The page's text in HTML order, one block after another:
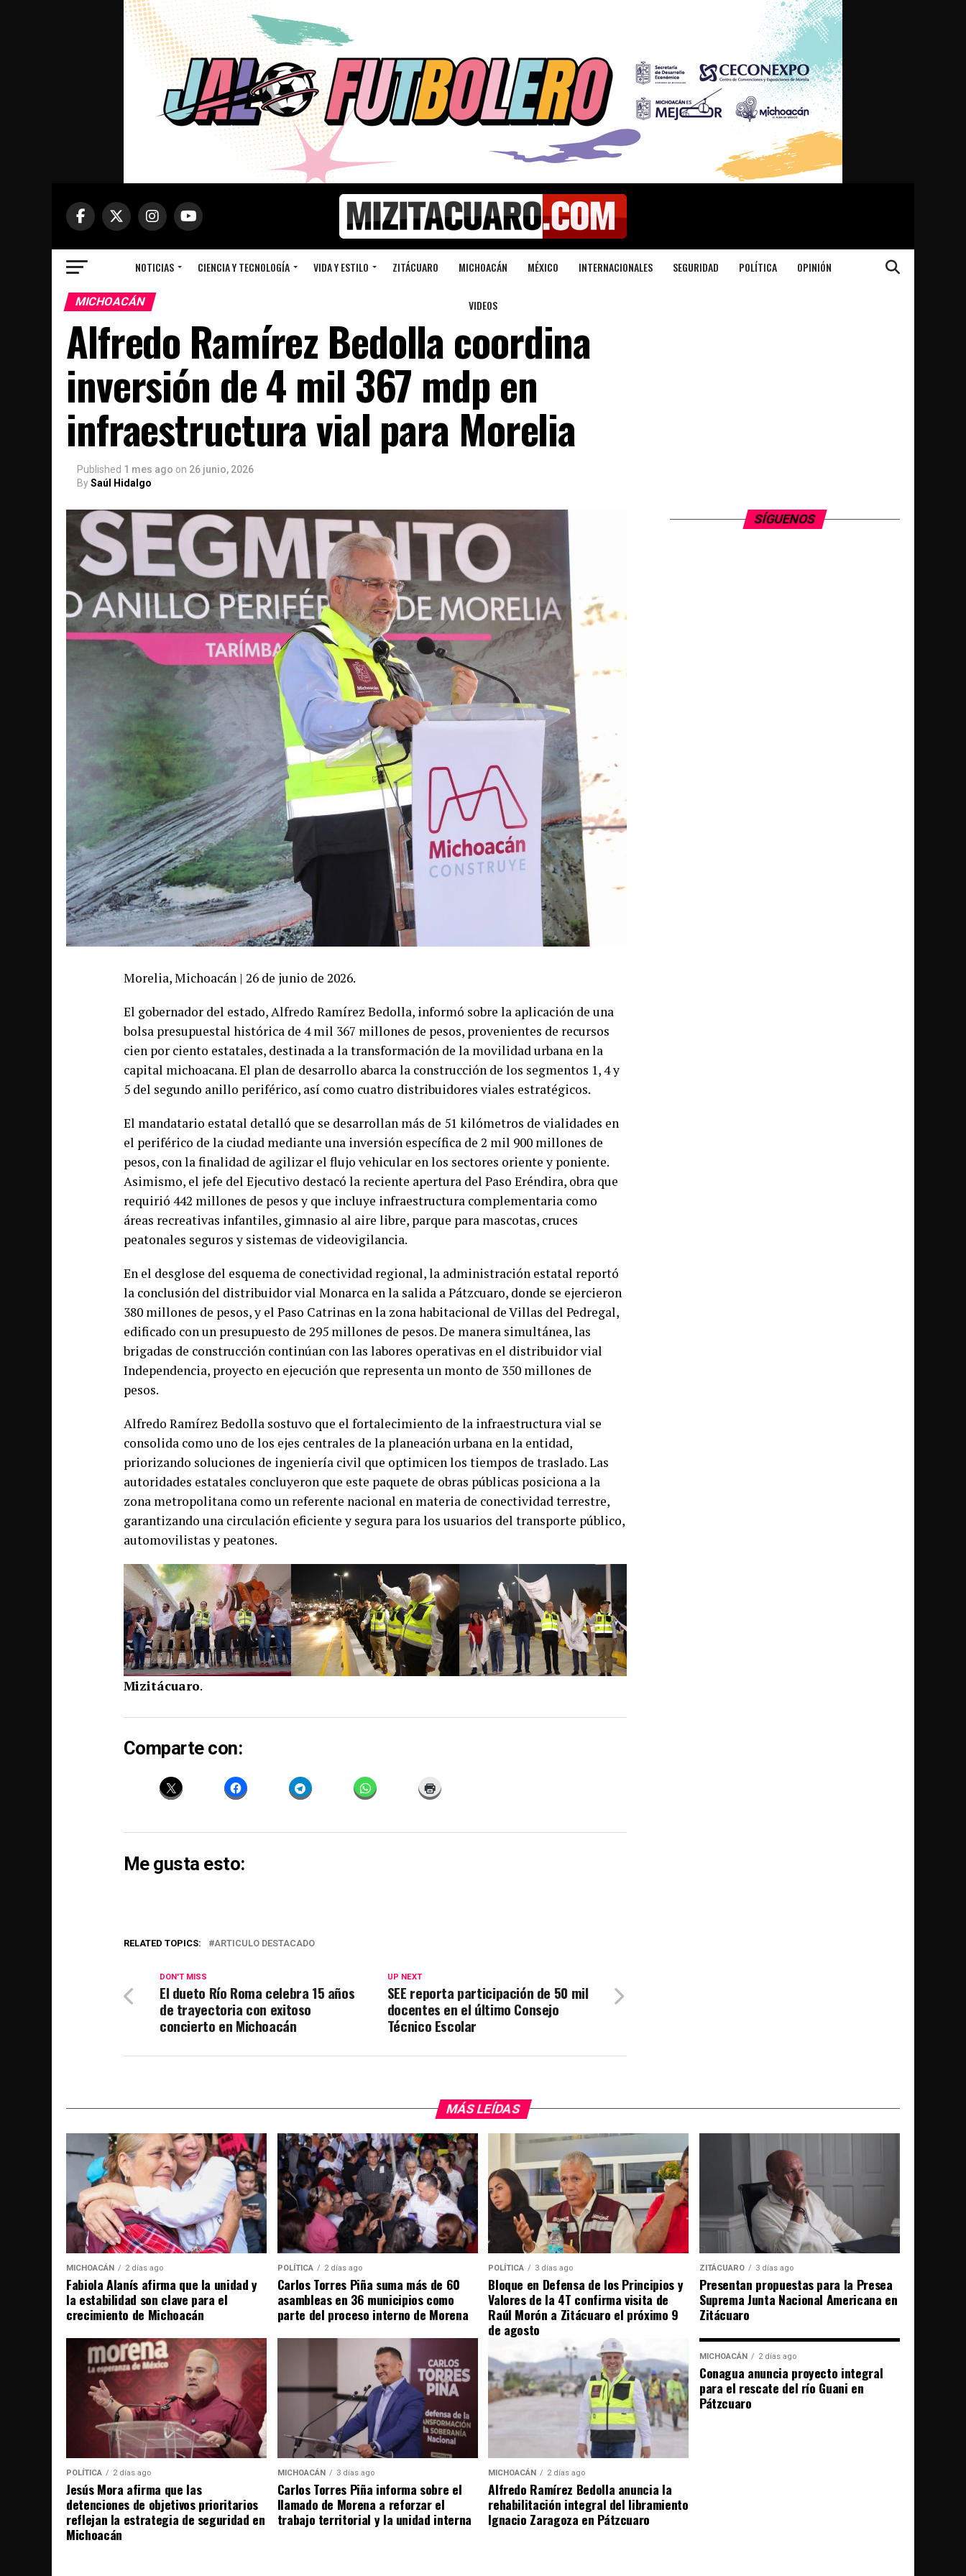
NOTICIAS CIENCIA Y TECNOLOGÍA VIDA Y ESTILO ZITÁCUARO MICHOACÁN MÉXICO INTERNACIONALES SEGURIDAD POLÍTICA OPINIÓN
VIDEOS
MICHOACÁN
Alfredo Ramírez Bedolla coordina
inversión de 4 mil 367 mdp en
infraestructura vial para Morelia
Published 1 mes ago on 26 junio, 2026
BySaúl Hidalgo
Morelia, Michoacán | 26 de junio de 2026.
El gobernador del estado, Alfredo Ramírez Bedolla, informó sobre la aplicación de una
bolsa presupuestal histórica de 4 mil 367 millones de pesos, provenientes de recursos
cien por ciento estatales, destinada a la transformación de la movilidad urbana en la
capital michoacana. El plan de desarrollo abarca la construcción de los segmentos 1, 4 y
5 del segundo anillo periférico, así como cuatro distribuidores viales estratégicos.
El mandatario estatal detalló que se desarrollan más de 51 kilómetros de vialidades en
el periférico de la ciudad mediante una inversión específica de 2 mil 900 millones de
pesos, con la finalidad de agilizar el flujo vehicular en los sectores oriente y poniente.
Asimismo, el jefe del Ejecutivo destacó la reciente apertura del Paso Eréndira, obra que
requirió 442 millones de pesos y que incluye infraestructura complementaria como
áreas recreativas infantiles, gimnasio al aire libre, parque para mascotas, cruces
peatonales seguros y sistemas de videovigilancia.
En el desglose del esquema de conectividad regional, la administración estatal reportó
la conclusión del distribuidor vial Monarca en la salida a Pátzcuaro, donde se ejercieron
380 millones de pesos, y el Paso Catrinas en la zona habitacional de Villas del Pedregal,
edificado con un presupuesto de 295 millones de pesos. De manera simultánea, las
brigadas de construcción continúan con las labores operativas en el distribuidor vial
Independencia, proyecto en ejecución que representa un monto de 350 millones de
pesos.
Alfredo Ramírez Bedolla sostuvo que el fortalecimiento de la infraestructura vial se
consolida como uno de los ejes centrales de la planeación urbana en la entidad,
priorizando soluciones de ingeniería civil que optimicen los tiempos de traslado. Las
autoridades estatales concluyeron que este paquete de obras públicas posiciona a la
zona metropolitana como un referente nacional en materia de conectividad terrestre,
garantizando una circulación eficiente y segura para los usuarios del transporte público,
automovilistas y peatones.
Mizitácuaro.
Comparte con:
Me gusta esto:
RELATED TOPICS: ARTICULO DESTACADO
UP NEXT
SEE reporta participación de 50 mil
docentes en el último Consejo
Técnico Escolar
DON'T MISS
El dueto Río Roma celebra 15 años
de trayectoria con exitoso
concierto en Michoacán
SÍGUENOS
MÁS LEÍDAS
MICHOACÁN 2 días ago
Fabiola Alanís afirma que la unidad y
la estabilidad son clave para el
crecimiento de Michoacán
POLÍTICA 2 días ago
Carlos Torres Piña suma más de 60
asambleas en 36 municipios como
parte del proceso interno de Morena
POLÍTICA 3 días ago
Bloque en Defensa de los Principios y
Valores de la 4T confirma visita de
Raúl Morón a Zitácuaro el próximo 9
de agosto
ZITÁCUARO 3 días ago
Presentan propuestas para la Presea
Suprema Junta Nacional Americana en
Zitácuaro
POLÍTICA 2 días ago
Jesús Mora afirma que las
detenciones de objetivos prioritarios
reflejan la estrategia de seguridad en
Michoacán
MICHOACÁN 3 días ago
Carlos Torres Piña informa sobre el
llamado de Morena a reforzar el
trabajo territorial y la unidad interna
MICHOACÁN 2 días ago
Alfredo Ramírez Bedolla anuncia la
rehabilitación integral del libramiento
Ignacio Zaragoza en Pátzcuaro
MICHOACÁN 2 días ago
Conagua anuncia proyecto integral
para el rescate del río Guani en
Pátzcuaro